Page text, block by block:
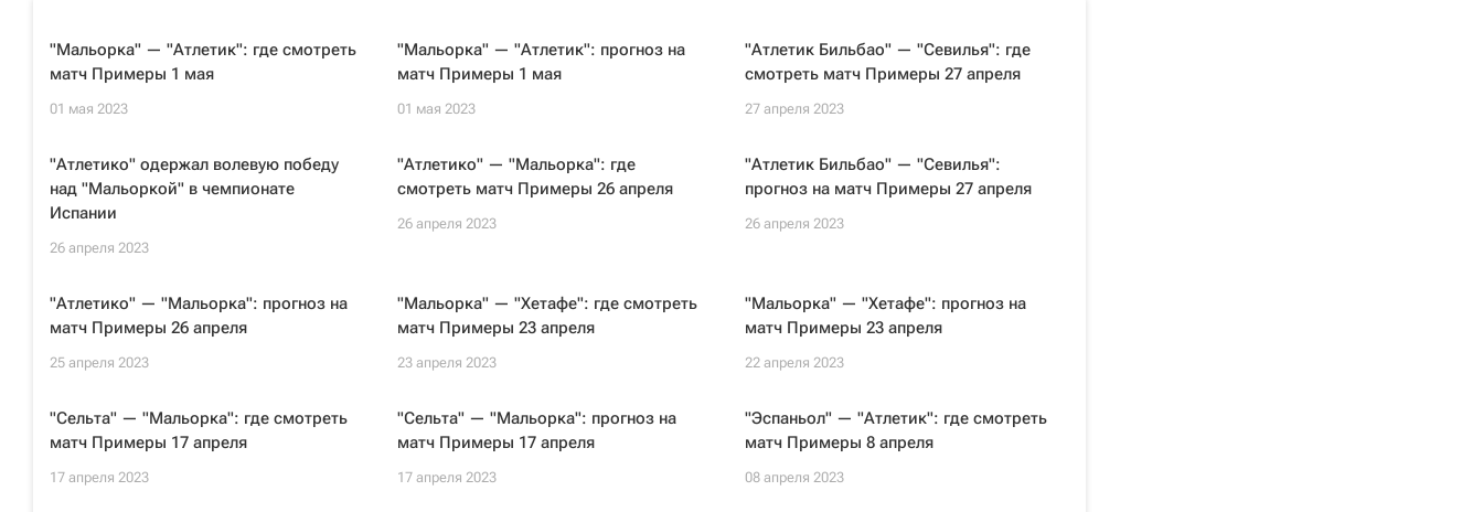
"Мальорка" — "Атлетик": где смотреть
матч Примеры 1 мая
01 мая 2023
"Мальорка" — "Атлетик": прогноз на
матч Примеры 1 мая
01 мая 2023
"Атлетик Бильбао" — "Севилья": где
смотреть матч Примеры 27 апреля
27 апреля 2023
"Атлетико" одержал волевую победу
над "Мальоркой" в чемпионате
Испании
26 апреля 2023
"Атлетико" — "Мальорка": где
смотреть матч Примеры 26 апреля
26 апреля 2023
"Атлетик Бильбао" — "Севилья":
прогноз на матч Примеры 27 апреля
26 апреля 2023
"Атлетико" — "Мальорка": прогноз на
матч Примеры 26 апреля
25 апреля 2023
"Мальорка" — "Хетафе": где смотреть
матч Примеры 23 апреля
23 апреля 2023
"Мальорка" — "Хетафе": прогноз на
матч Примеры 23 апреля
22 апреля 2023
"Сельта" — "Мальорка": где смотреть
матч Примеры 17 апреля
17 апреля 2023
"Сельта" — "Мальорка": прогноз на
матч Примеры 17 апреля
17 апреля 2023
"Эспаньол" — "Атлетик": где смотреть
матч Примеры 8 апреля
08 апреля 2023